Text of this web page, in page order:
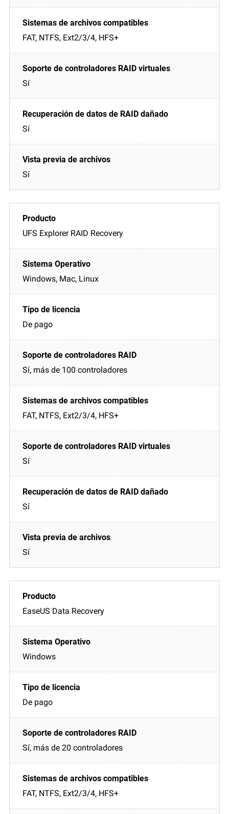
FAT, NTFS, Ext2/3/4, HFS+
Sí
Sí
Sí
UFS Explorer RAID Recovery
Windows, Mac, Linux
De pago
Sí, más de 100 controladores
FAT, NTFS, Ext2/3/4, HFS+
Sí
Sí
Sí
EaseUS Data Recovery
Windows
De pago
Sí, más de 20 controladores
FAT, NTFS, Ext2/3/4, HFS+